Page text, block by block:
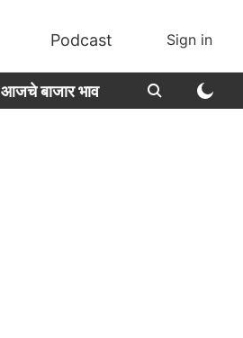
Podcast Sign in
आजचे बाजार भाव